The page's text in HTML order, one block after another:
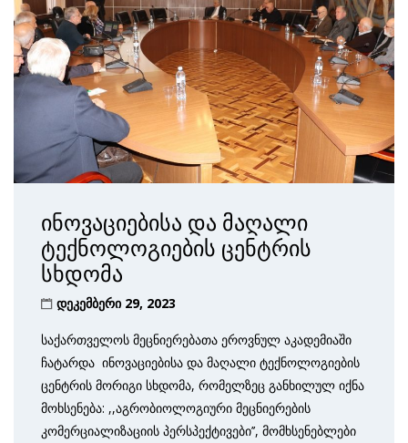
ინოვაციებისა და მაღალი
ტექნოლოგიების ცენტრის
სხდომა
დეკემბერი 29, 2023
საქართველოს მეცნიერებათა ეროვნულ აკადემიაში
ჩატარდა ინოვაციებისა და მაღალი ტექნოლოგიების
ცენტრის მორიგი სხდომა, რომელზეც განხილულ იქნა
მოხსენება: ,,აგრობიოლოგიური მეცნიერების
კომერციალიზაციის პერსპექტივები’’, მომხსენებლები